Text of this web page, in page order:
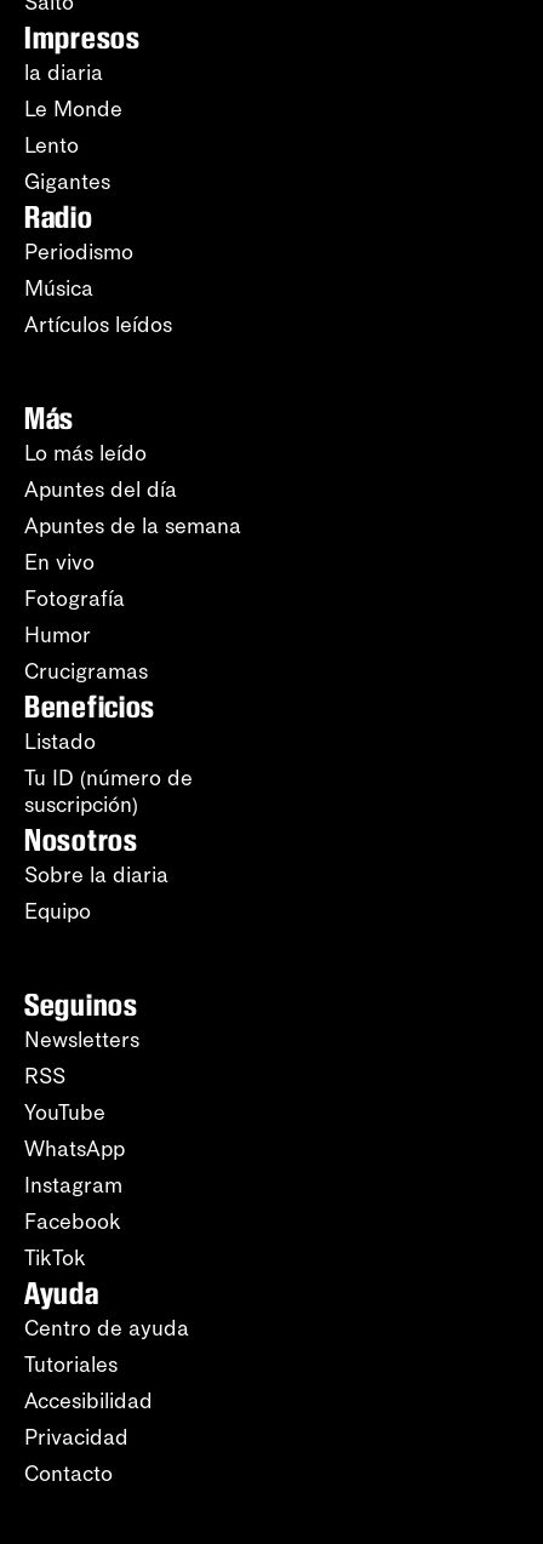
Impresos
la diaria
Le Monde
Lento
Gigantes
Radio
Periodismo
Música
Artículos leídos
Más
Lo más leído
Apuntes del día
Apuntes de la semana
En vivo
Fotografía
Humor
Crucigramas
Beneficios
Listado
Tu ID (número de
suscripción)
Nosotros
Sobre la diaria
Equipo
Seguinos
Newsletters
RSS
YouTube
WhatsApp
Instagram
Facebook
TikTok
Ayuda
Centro de ayuda
Tutoriales
Accesibilidad
Privacidad
Contacto